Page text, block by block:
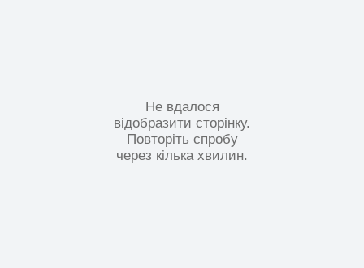
Не вдалося
відобразити сторінку.
Повторіть спробу
через кілька хвилин.